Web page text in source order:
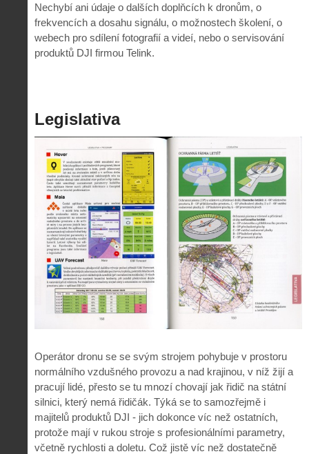
Nechybí ani údaje o dalších doplňcích k dronům, o
frekvencích a dosahu signálu, o možnostech školení, o
webech pro sdílení fotografií a videí, nebo o servisování
produktů DJI firmou Telink.
Legislativa
Operátor dronu se se svým strojem pohybuje v prostoru
normálního vzdušného provozu a nad krajinou, v níž žijí a
pracují lidé, přesto se tu mnozí chovají jak řidič na státní
silnici, který nemá řidičák. Týká se to samozřejmě i
majitelů produktů DJI - jich dokonce víc než ostatních,
protože mají v rukou stroje s profesionálními parametry,
včetně rychlosti a doletu. Což jistě víc než dostatečně